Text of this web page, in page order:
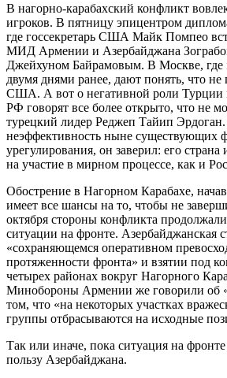
В нагорно-карабахский конфликт
игроков. В пятницу эпицентром
где госсекретарь США Майк Помпео
МИД Армении и Азербайджана
Джейхуном Байрамовым. В Москве,
двумя днями ранее, дают понять, что
США. А вот о негативной роли Турции
РФ говорят все более открыто, что не
турецкий лидер Реджеп Тайип Эрдоган.
неэффективность ныне существующих
урегулирования, он заверил: его страна
на участие в мирном процессе, как и
Обострение в Нагорном Карабахе,
имеет все шансы на то, чтобы не
октября стороны конфликта
ситуации на фронте. Азербайджанская
«сохраняющемся оперативном
протяженности фронта» и взятии под
четырех районах вокруг Нагорного
Минобороны Армении же говорили об
том, что «на некоторых участках
группы отбрасываются на исходные
Так или иначе, пока ситуация на фронте
пользу Азербайджана.